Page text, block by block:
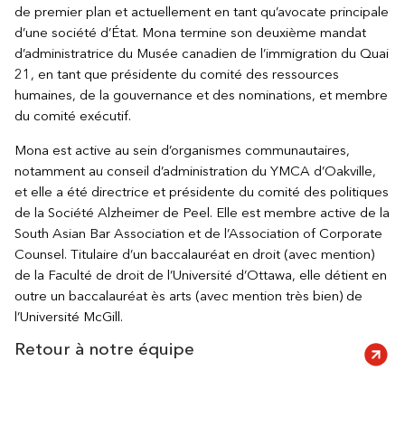
de premier plan et actuellement en tant qu’avocate principale
d’une société d’État. Mona termine son deuxième mandat
d’administratrice du Musée canadien de l’immigration du Quai
21, en tant que présidente du comité des ressources
humaines, de la gouvernance et des nominations, et membre
du comité exécutif.
Mona est active au sein d’organismes communautaires,
notamment au conseil d’administration du YMCA d’Oakville,
et elle a été directrice et présidente du comité des politiques
de la Société Alzheimer de Peel. Elle est membre active de la
South Asian Bar Association et de l’Association of Corporate
Counsel. Titulaire d’un baccalauréat en droit (avec mention)
de la Faculté de droit de l’Université d’Ottawa, elle détient en
outre un baccalauréat ès arts (avec mention très bien) de
l’Université McGill.
Retour à notre équipe